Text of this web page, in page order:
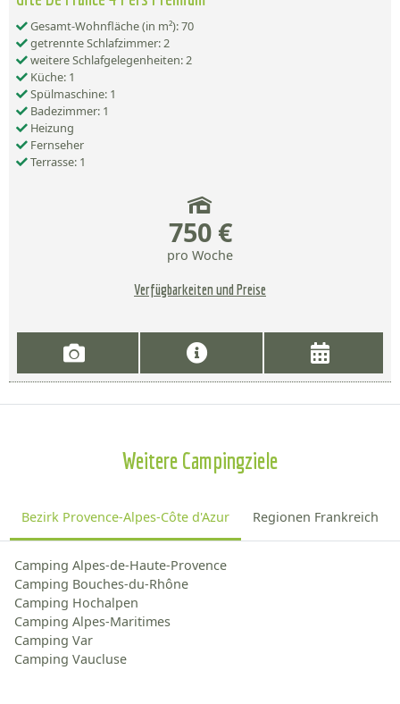
Gesamt-Wohnfläche (in m²): 70
getrennte Schlafzimmer: 2
weitere Schlafgelegenheiten: 2
Küche: 1
Spülmaschine: 1
Badezimmer: 1
Heizung
Fernseher
Terrasse: 1
750 €
pro Woche
Verfügbarkeiten und Preise
Weitere Campingziele
Bezirk Provence-Alpes-Côte d'Azur Regionen Frankreich
Camping Alpes-de-Haute-Provence
Camping Bouches-du-Rhône
Camping Hochalpen
Camping Alpes-Maritimes
Camping Var
Camping Vaucluse